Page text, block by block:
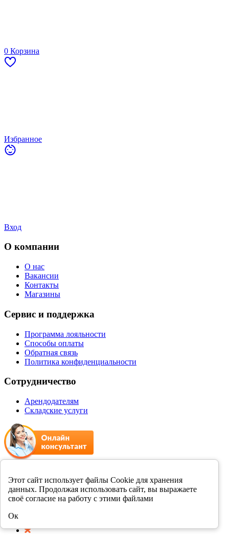
Этот сайт использует файлы Cookie для хранения
данных. Продолжая использовать сайт, вы выражаете
своё согласие на работу с этими файлами
Ок
0 Корзина
Избранное
Вход
О компании
О нас
Вакансии
Контакты
Магазины
Сервис и поддержка
Программа лояльности
Способы оплаты
Обратная связь
Политика конфиденциальности
Сотрудничество
Арендодателям
Складские услуги
+7 8412 231989
Мы в соцсетях